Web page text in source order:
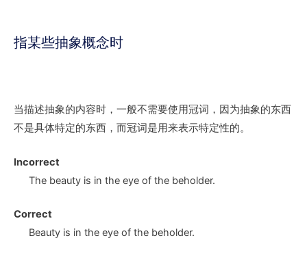
指某些抽象概念时
当描述抽象的内容时，一般不需要使用冠词，因为抽象的东西
不是具体特定的东西，而冠词是用来表示特定性的。
Incorrect
The beautyis in the eye of the beholder.
Correct
Beautyis in the eye of the beholder.